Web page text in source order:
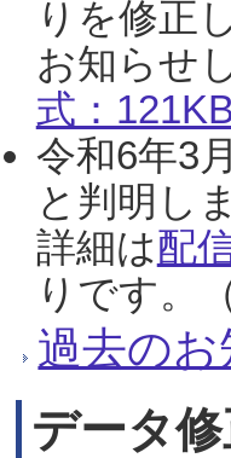
りを修正
お知らせ
式：121KB
令和6年3
と判明し
詳細は配
りです。
過去のお
データ